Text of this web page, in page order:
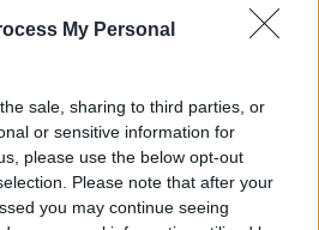
My Personal
sale, sharing to third parties, or
or sensitive information for
please use the below opt-out
Please note that after your
you may continue seeing
Βρετανίδα που μέθυσε με την
επεισόδιο στο Κέντρο